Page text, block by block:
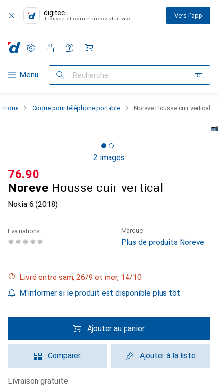
digitec
Trouvez et commandez plus vite Vers l'app
Navigation par catégorie
Menu Recherche
Paramètres
Compte client
Listes de comparaison
Listes d'envies
Panier
Coque pour téléphone portable Noreve Housse cuir vertical
2 images
Noreve Housse cuir vertical
Nokia 6 (2018)
CHF
76.90
Évaluations Marque
Plus de produits Noreve
Livré entre sam, 26/9 et mer, 14/10
M'informer si le produit est disponible plus tôt
Ajouter au panier
Comparer Ajouter à la liste
livraison gratuite